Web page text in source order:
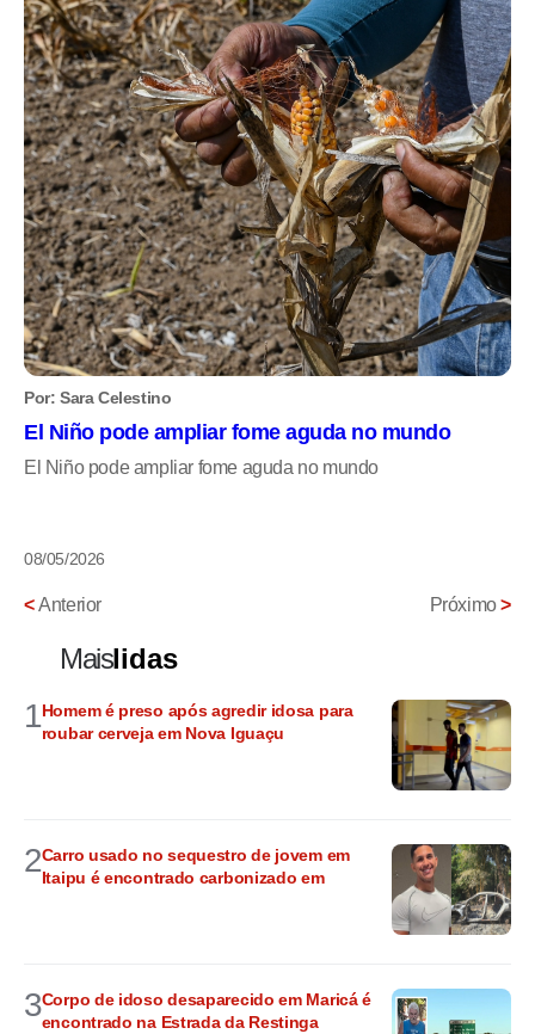
Por: Sara Celestino
El Niño pode ampliar fome aguda no mundo
El Niño pode ampliar fome aguda no mundo
08/05/2026
<Anterior Próximo>
Maislidas
1Homem é preso após agredir idosa para
roubar cerveja em Nova Iguaçu
2Carro usado no sequestro de jovem em
Itaipu é encontrado carbonizado em
3Corpo de idoso desaparecido em Maricá é
encontrado na Estrada da Restinga